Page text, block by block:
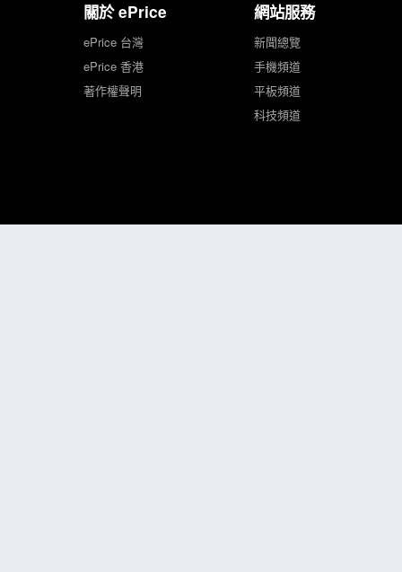
關於 ePrice
ePrice 台灣
ePrice 香港
著作權聲明
網站服務
新聞總覽
手機頻道
平板頻道
科技頻道